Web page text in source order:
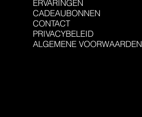
ERVARINGEN
CADEAUBONNEN
CONTACT
PRIVACYBELEID
ALGEMENE VOORWAARDEN